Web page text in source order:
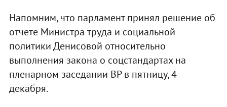
Напомним, что парламент принял решение об
отчете Министра труда и социальной
политики Денисовой относительно
выполнения закона о соцстандартах на
пленарном заседании ВР в пятницу, 4
декабря.